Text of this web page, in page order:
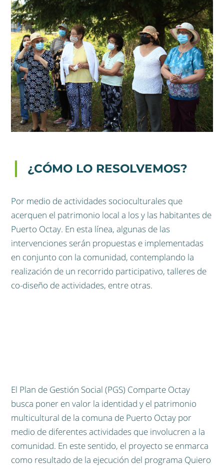
¿CÓMO LO RESOLVEMOS?
Por medio de actividades socioculturales que
acerquen el patrimonio local a los y las habitantes de
Puerto Octay. En esta línea, algunas de las
intervenciones serán propuestas e implementadas
en conjunto con la comunidad, contemplando la
realización de un recorrido participativo, talleres de
co-diseño de actividades, entre otras.
El Plan de Gestión Social (PGS) Comparte Octay
busca poner en valor la identidad y el patrimonio
multicultural de la comuna de Puerto Octay por
medio de diferentes actividades que involucren a la
comunidad. En este sentido, el proyecto se enmarca
como resultado de la ejecución del programa Quiero